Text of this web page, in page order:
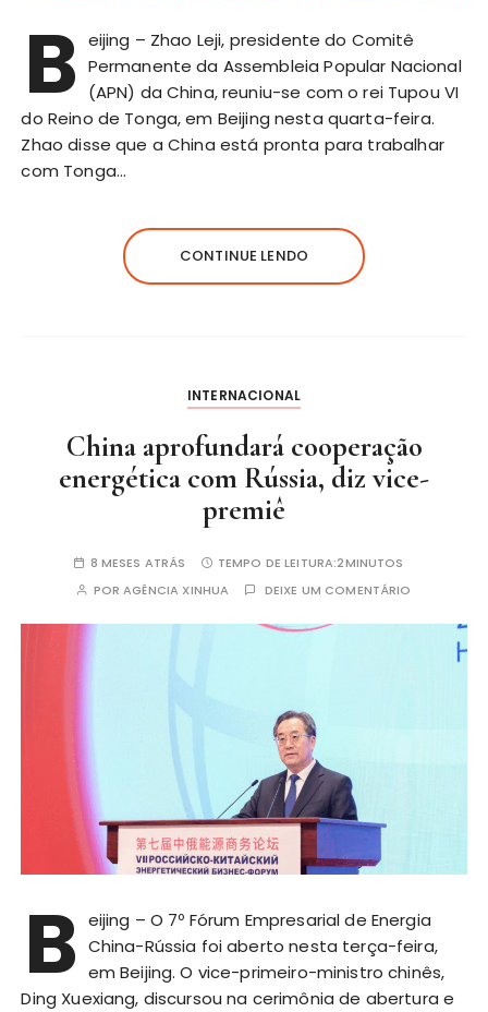
B eijing – Zhao Leji, presidente do Comitê
Permanente da Assembleia Popular Nacional
(APN) da China, reuniu-se com o rei Tupou VI
do Reino de Tonga, em Beijing nesta quarta-feira.
Zhao disse que a China está pronta para trabalhar
com Tonga…
CONTINUE LENDO
INTERNACIONAL
China aprofundará cooperação
energética com Rússia, diz vice-
premiê
8 MESES ATRÁS TEMPO DE LEITURA:2MINUTOS
PORAGÊNCIA XINHUA DEIXE UM COMENTÁRIO
B eijing – O 7º Fórum Empresarial de Energia
China-Rússia foi aberto nesta terça-feira,
em Beijing. O vice-primeiro-ministro chinês,
Ding Xuexiang, discursou na cerimônia de abertura e